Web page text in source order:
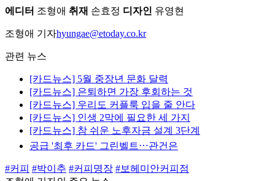
에디터 조형애 취재 손효정 디자인 유영현
조형애 기자hyungae@etoday.co.kr
관련 뉴스
[카드뉴스] 5월 중장년 문화 달력
[카드뉴스] 은퇴하면 가장 후회하는 것
[카드뉴스] 우리도 커플룩 입을 줄 안다
[카드뉴스] 인생 2막에 필요한 세 가지
[카드뉴스] 참 쉬운 노후자금 설계 3단계
공급 '최후 카드' 그린벨트⋯관건은
#커피 #박이추 #커피명장 #보헤미안커피점